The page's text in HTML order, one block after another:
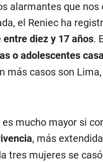
alarmantes que nos
el Reniec ha
diez y 17 años.
o adolescentes
más casos son
mucho mayor si
, más
tres mujeres se